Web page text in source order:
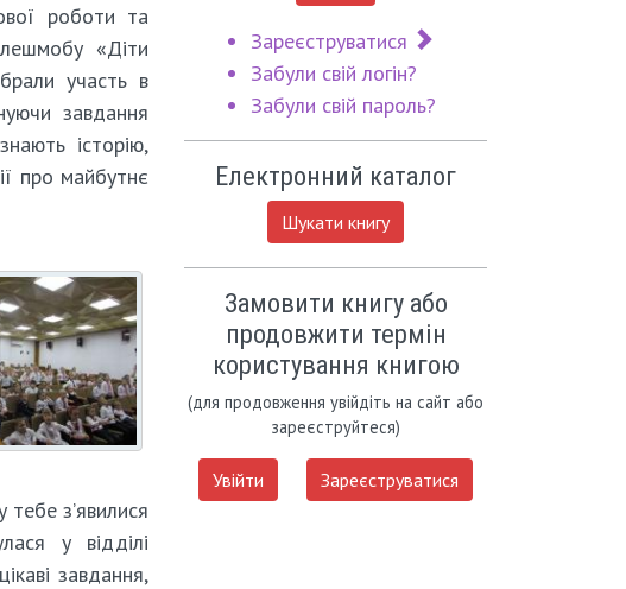
роботи та
«Діти
участь в
завдання
історію,
про майбутнє
з’явилися
у відділі
завдання,
Зареєструватися
Забули свій логін?
Забули свій пароль?
Електронний каталог
Шукати книгу
Замовити книгу або
продовжити термін
користування книгою
(для продовження увійдіть на сайт або
зареєструйтеся)
Увійти Зареєструватися